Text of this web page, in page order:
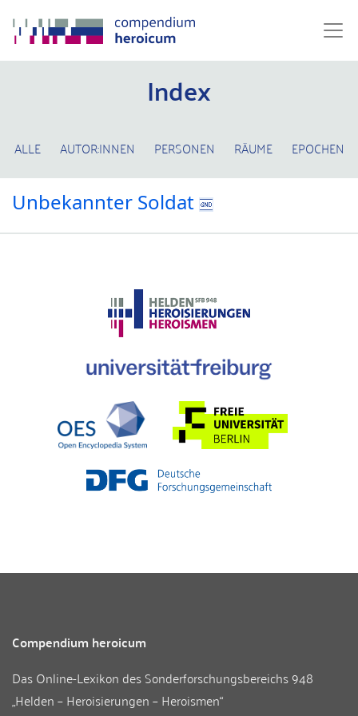
Index
ALLE AUTOR:INNEN PERSONEN RÄUME EPOCHEN
Unbekannter Soldat
Compendium heroicum
Das Online-Lexikon desSonderforschungsbereichs 948
„Helden – Heroisierungen – Heroismen“